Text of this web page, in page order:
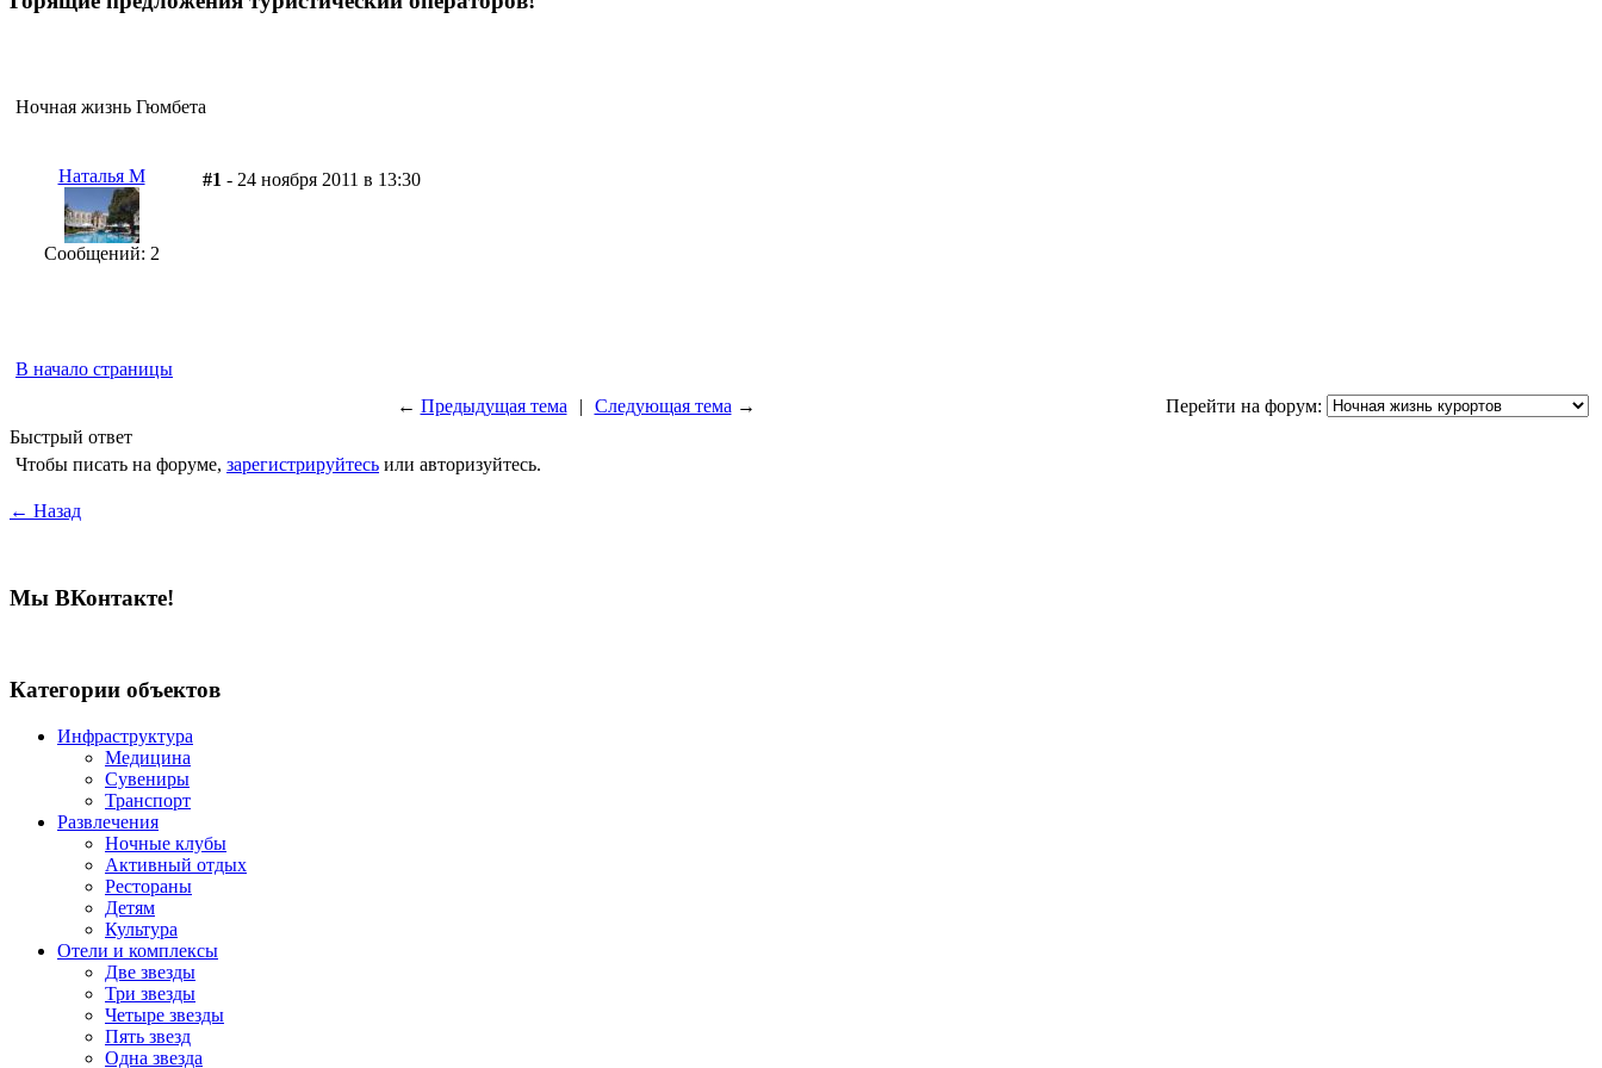
Ночная жизнь Гюмбета
Наталья М
Сообщений: 2
#1 - 24 ноября 2011 в 13:30
В начало страницы
← Предыдущая тема | Следующая тема →
Перейти на форум:
Быстрый ответ
Чтобы писать на форуме, зарегистрируйтесь или авторизуйтесь.
← Назад
Мы ВКонтакте!
Категории объектов
Инфраструктура
Медицина
Сувениры
Транспорт
Развлечения
Ночные клубы
Активный отдых
Рестораны
Детям
Культура
Отели и комплексы
Две звезды
Три звезды
Четыре звезды
Пять звезд
Одна звезда